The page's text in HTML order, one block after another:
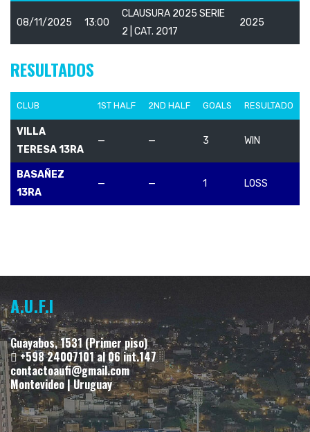
08/11/2025 13:00
CLAUSURA 2025 SERIE
2 | CAT. 2017
2025
RESULTADOS
CLUB 1ST HALF 2ND HALF GOALS RESULTADO
VILLA
TERESA 13RA
— — 3 WIN
BASAÑEZ
13RA
— — 1 LOSS
A.U.F.I
Guayabos, 1531 (Primer piso)
+598 24007101 al 06 int.147
contactoaufi@gmail.com
Montevideo | Uruguay